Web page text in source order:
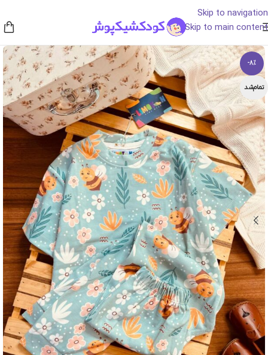
Skip to navigation
Skip to main content
-8%
تمام‌شد